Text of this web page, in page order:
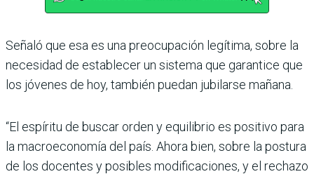
Señaló que esa es una preo­cupación legítima, sobre la
necesidad de establecer un sistema que garantice que
los jóvenes de hoy, también pue­dan jubilarse mañana.
“El espíritu de buscar orden y equilibrio es positivo para
la macroeconomía del país. Ahora bien, sobre la postura
de los docentes y posibles modificaciones, y el rechazo